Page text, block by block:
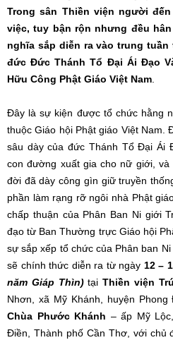
Trong sân Thiền viện người
việc, tuy bận rộn nhưng đều
nghĩa sắp diễn ra vào trung
đức Đức Thánh Tổ Đại Ái Đạo
Hữu Công Phật Giáo Việt Nam.
Đây là sự kiện được tổ chức hằng
thuộc Giáo hội Phật giáo Việt Nam.
sâu dày của đức Thánh Tổ Đại Ái
con đường xuất gia cho nữ giới,
đời đã dày công gìn giữ truyền
phần làm rạng rỡ ngôi nhà Phật
chấp thuận của Phân Ban Ni giới
đạo từ Ban Thường trực Giáo hội
sự sắp xếp tổ chức của Phân ban
sẽ chính thức diễn ra từ ngày 12 –
năm Giáp Thìn) tạiThiền viện
Nhơn, xã Mỹ Khánh, huyện
Chùa Phước Khánh – ấp Mỹ
Điền, Thành phố Cần Thơ, với chủ